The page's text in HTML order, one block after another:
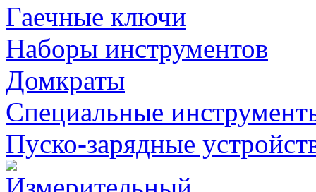
Гаечные ключи
Наборы инструментов
Домкраты
Специальные
Пуско-зарядные